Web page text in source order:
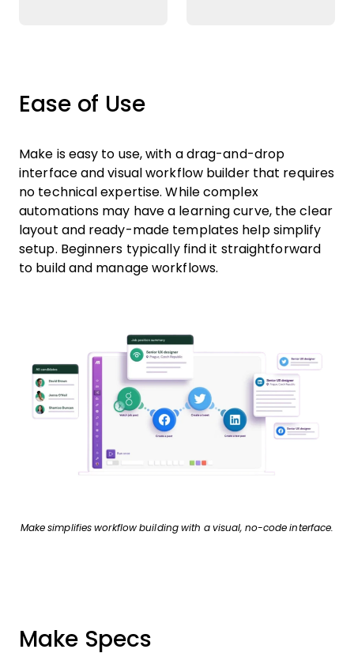
Ease of Use
Make is easy to use, with a drag-and-drop
interface and visual workflow builder that requires
no technical expertise. While complex
automations may have a learning curve, the clear
layout and ready-made templates help simplify
setup. Beginners typically find it straightforward
to build and manage workflows.
Make simplifies workflow building with a visual, no-code interface.
Make Specs